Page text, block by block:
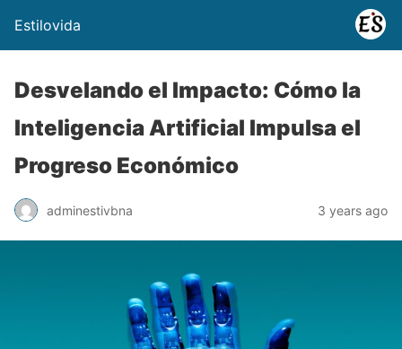
Estilovida
Desvelando el Impacto: Cómo la
Inteligencia Artificial Impulsa el
Progreso Económico
adminestivbna 3 years ago